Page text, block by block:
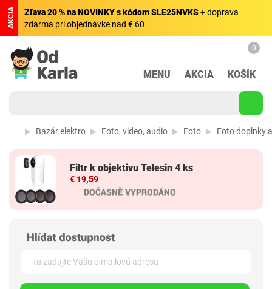
AKCIA Zľava 20 % na NOVINKY s kódom SLE25NVKS+ doprava
zdarma pri objednávke nad € 60
MENU AKCIA
0
KOŠÍK
Bazár elektro Foto, video, audio Foto Foto doplnky
Filtr k objektivu Telesin 4 ks
€ 19,59